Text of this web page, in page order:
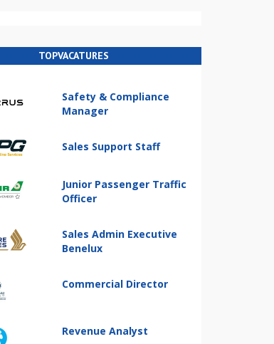
TOPVACATURES
Safety & Compliance
Manager
Sales Support Staff
Junior Passenger Traffic
Officer
Sales Admin Executive
Benelux
Commercial Director
Revenue Analyst